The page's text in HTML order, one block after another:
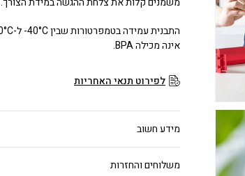
אינה מכילה BPA.
לפירוט תנאי האחריות
מידע חשוב
משלוחים והחזרות